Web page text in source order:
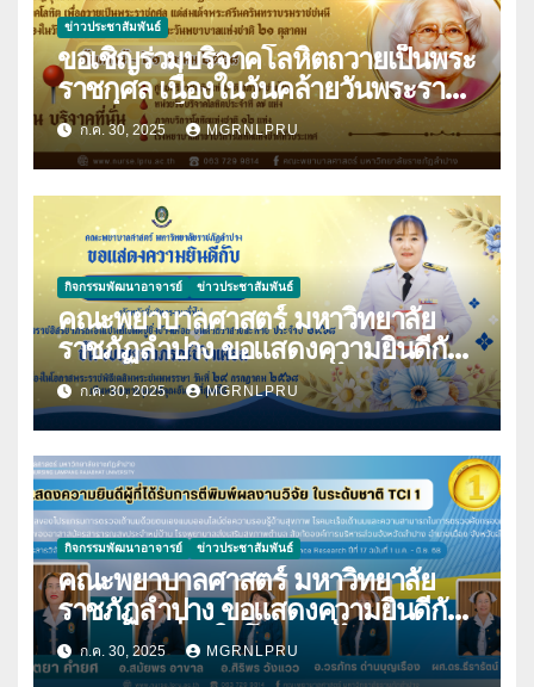
ข่าวประชาสัมพันธ์
ขอเชิญร่วมบริจาคโลหิตถวายเป็นพระ
ราชกุศล เนื่องในวันคล้ายวันพระราช
สมภพสมเด็จพระศรีนครินทราบรม
ราชชนนี และวันพยาบาลแห่งชาติ 21
ตุลาคม 2568
ก.ค. 30, 2025 MGRNLPRU
กิจกรรมพัฒนาอาจารย์ ข่าวประชาสัมพันธ์
คณะพยาบาลศาสตร์ มหาวิทยาลัย
ราชภัฏลำปาง ขอแสดงความยินดีกับ
นางมนันญา สายปินตา ที่ได้รับ
พระราชทานเครื่องราชอิสริยาภรณ์
ก.ค. 30, 2025 MGRNLPRU
กิจกรรมพัฒนาอาจารย์ ข่าวประชาสัมพันธ์
คณะพยาบาลศาสตร์ มหาวิทยาลัย
ราชภัฏลำปาง ขอแสดงความยินดีกับ
บุคลากร เนื่องในโอกาสที่ได้รับการตี
พิมพ์ผลงานวิจัย
ก.ค. 30, 2025 MGRNLPRU